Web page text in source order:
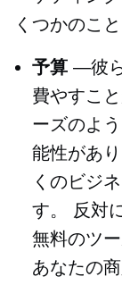
くつかのこ
予算—彼ら
費やすこ
ーズのよ
能性があ
くのビジ
す。 反対
無料のツ
あなたの